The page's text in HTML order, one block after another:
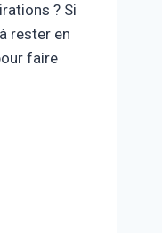
? Si
rester en
faire